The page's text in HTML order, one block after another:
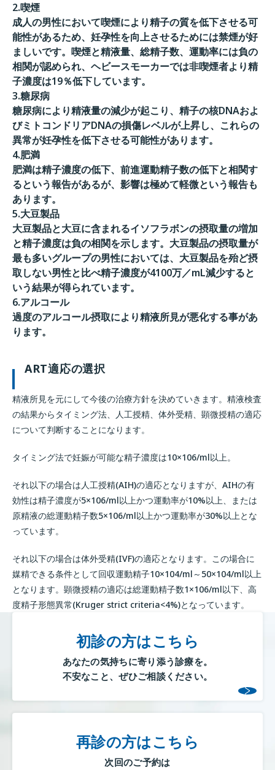
2.喫煙
成人の男性において喫煙により精子の質を低下させる可
能性があるため、妊孕性を向上させるためには禁煙が好
ましいです。喫煙と精液量、総精子数、運動率には負の
相関が認められ、ヘビースモーカーでは非喫煙者より精
子濃度は19％低下しています。
3.糖尿病
糖尿病により精液量の減少が起こり、精子の核DNAおよ
びミトコンドリアDNAの損傷レベルが上昇し、これらの
異常が妊孕性を低下させる可能性があります。
4.肥満
肥満は精子濃度の低下、前進運動精子数の低下と相関す
るという報告があるが、影響は極めて軽微という報告も
あります。
5.大豆製品
大豆製品と大豆に含まれるイソフラボンの摂取量の増加
と精子濃度は負の相関を示します。大豆製品の摂取量が
最も多いグループの男性においては、大豆製品を殆ど摂
取しない男性と比べ精子濃度が4100万／mL減少すると
いう結果が得られています。
6.アルコール
過度のアルコール摂取により精液所見が悪化する事があ
ります。
ART適応の選択
精液所見を元にして今後の治療方針を決めていきます。精液検査
の結果からタイミング法、人工授精、体外受精、顕微授精の適応
について判断することになります。
タイミング法で妊娠が可能な精子濃度は10×106/ml以上。
それ以下の場合は人工授精(AIH)の適応となりますが、AIHの有
効性は精子濃度が5×106/ml以上かつ運動率が10%以上、または
原精液の総運動精子数5×106/ml以上かつ運動率が30%以上とな
っています。
それ以下の場合は体外受精(IVF)の適応となります。この場合に
媒精できる条件として回収運動精子10×104/ml～50×104/ml以上
となります。顕微授精の適応は総運動精子数1×106/ml以下、高
度精子形態異常(Kruger strict criteria<4%)となっています。
初診の方はこちら
あなたの気持ちに寄り添う診療を。
不安なこと、ぜひご相談ください。
再診の方はこちら
次回のご予約は